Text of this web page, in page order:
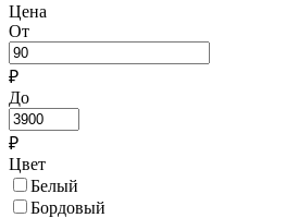
Цена
От
₽
До
₽
Цвет
Белый
Бордовый